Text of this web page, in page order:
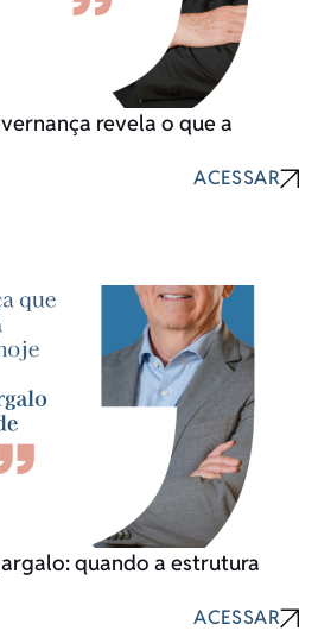
revela o que a
ACESSAR
quando a estrutura
ACESSAR